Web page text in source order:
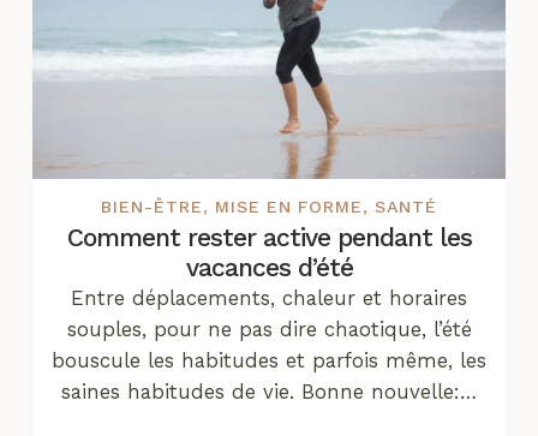
BIEN-ÊTRE, MISE EN FORME, SANTÉ
Comment rester active pendant les
vacances d’été
Entre déplacements, chaleur et horaires
souples, pour ne pas dire chaotique, l’été
bouscule les habitudes et parfois même, les
saines habitudes de vie. Bonne nouvelle:…